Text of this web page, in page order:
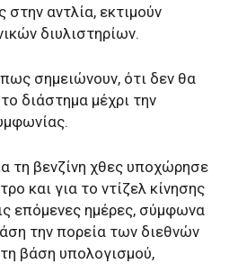
στην αντλία, εκτιμούν
διυλιστηρίων.
σημειώνουν, ότι δεν θα
διάστημα μέχρι την
τη βενζίνη χθες υποχώρησε
και για το ντίζελ κίνησης
επόμενες ημέρες, σύμφωνα
την πορεία των διεθνών
βάση υπολογισμού,